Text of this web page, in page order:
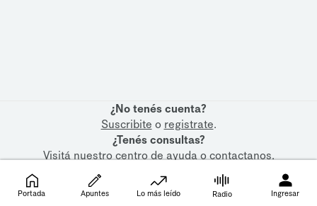
¿No tenés cuenta?
Suscribite o registrate.
¿Tenés consultas?
Visitá nuestrocentro de ayudaocontactanos.
Portada Apuntes Lo más leído Radio Ingresar